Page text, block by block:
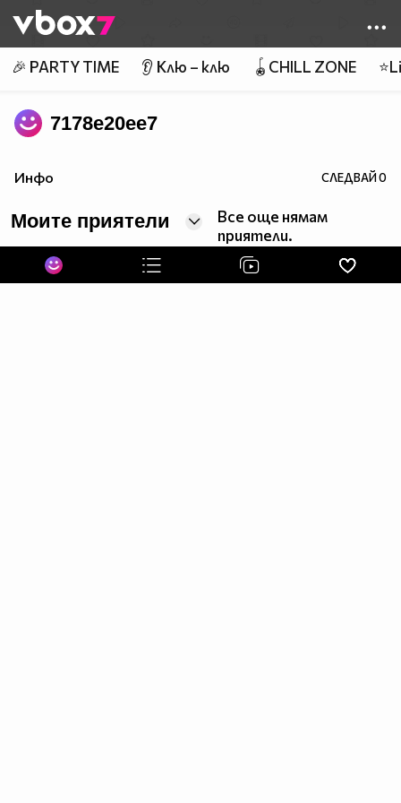
👾
🎉 PARTY TIME 👂 Клю – клю 🪀CHILL ZONE
7178e20ee7
Инфо СЛЕДВАЙ0
Моите приятели
Все още нямам
приятели.